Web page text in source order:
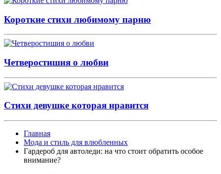
Короткие стихи любимому парню
Четверостишия о любви
Стихи девушке которая нравится
Главная
Мода и стиль для влюбленных
Гардероб для автоледи: на что стоит обратить особое
внимание?